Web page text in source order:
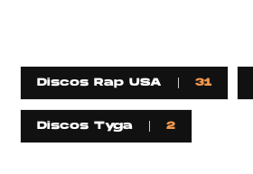
Discos Rap USA 31
Discos Tyga 2